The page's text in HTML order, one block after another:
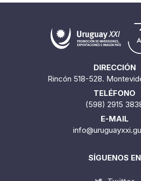
DIRECCIÓN
Rincón 518-528.
TELÉFONO
(598) 2915
E-MAIL
SÍGUENOS EN